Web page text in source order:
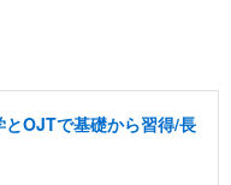
OJTで基礎から習得/長